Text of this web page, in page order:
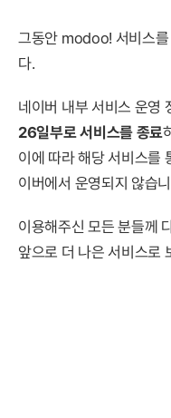
그동안 modoo! 서비스를
다.
네이버 내부 서비스 운영
26일부로 서비스를 종료
이에 따라 해당 서비스를
이버에서 운영되지 않습
이용해주신 모든 분들께
앞으로 더 나은 서비스로